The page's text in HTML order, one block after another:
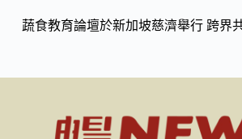
蔬食教育論壇於新加坡慈濟舉行 跨界